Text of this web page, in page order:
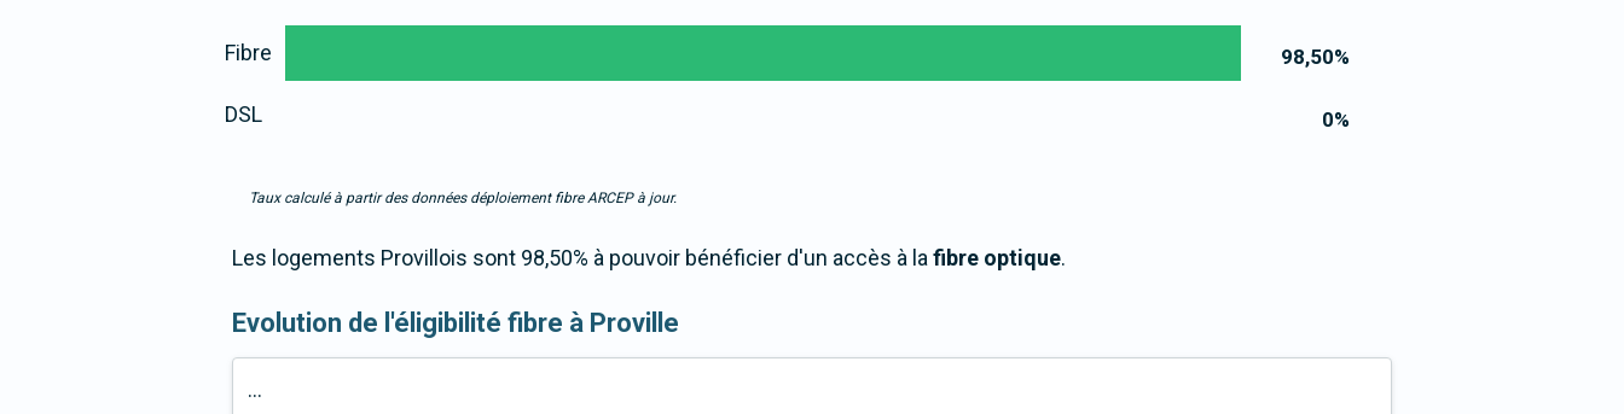
98,50%
0%
Fibre
DSL
Taux calculé à partir des données déploiement fibre ARCEP à jour.
Les logements Provillois sont 98,50% à pouvoir bénéficier d'un accès à lafibre optique.
Evolution de l'éligibilité fibre à Proville
...